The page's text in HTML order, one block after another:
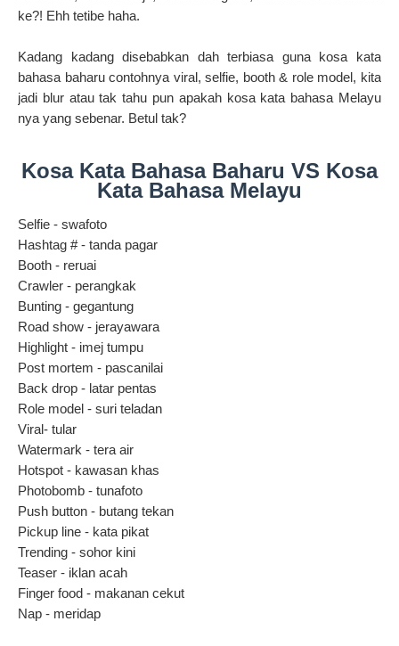
ke?! Ehh tetibe haha.
Kadang kadang disebabkan dah terbiasa guna kosa kata
bahasa baharu contohnya viral, selfie, booth & role model, kita
jadi blur atau tak tahu pun apakah kosa kata bahasa Melayu
nya yang sebenar. Betul tak?
Kosa Kata Bahasa Baharu VS Kosa
Kata Bahasa Melayu
Selfie - swafoto
Hashtag # - tanda pagar
Booth - reruai
Crawler - perangkak
Bunting - gegantung
Road show - jerayawara
Highlight - imej tumpu
Post mortem - pascanilai
Back drop - latar pentas
Role model - suri teladan
Viral- tular
Watermark - tera air
Hotspot - kawasan khas
Photobomb - tunafoto
Push button - butang tekan
Pickup line - kata pikat
Trending - sohor kini
Teaser - iklan acah
Finger food - makanan cekut
Nap - meridap